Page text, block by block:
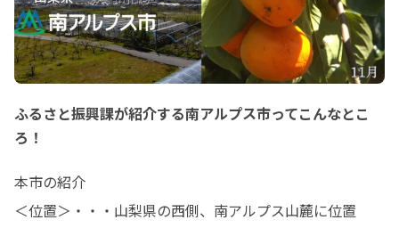
ふるさと振興課が紹介する南アルプス市ってこんなとこ
ろ！
本市の紹介
＜位置＞・・・山梨県の西側、南アルプス山麓に位置